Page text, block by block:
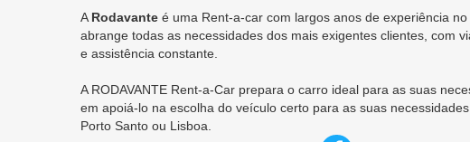
A Rodavanteé uma Rent-a-car com largos anos de experiência
abrange todas as necessidades dos mais exigentes clientes, com
e assistência constante.
A RODAVANTE Rent-a-Car prepara o carro ideal para as suas
em apoiá-lo na escolha do veículo certo para as suas
Porto Santo ou Lisboa.